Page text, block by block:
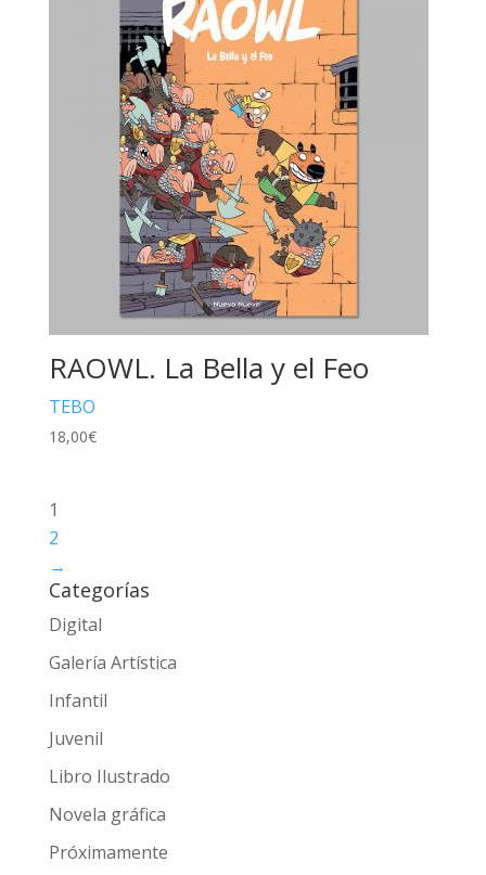
RAOWL. La Bella y el Feo
TEBO
18,00€
1
2
→
Categorías
Digital
Galería Artística
Infantil
Juvenil
Libro Ilustrado
Novela gráfica
Próximamente